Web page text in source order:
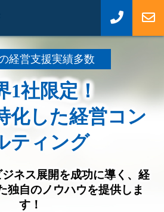
経営支援実績多数
1社限定！
化した経営コン
ティング
ネス展開を成功に導く、 経
独自のノウハウを提供しま
す！